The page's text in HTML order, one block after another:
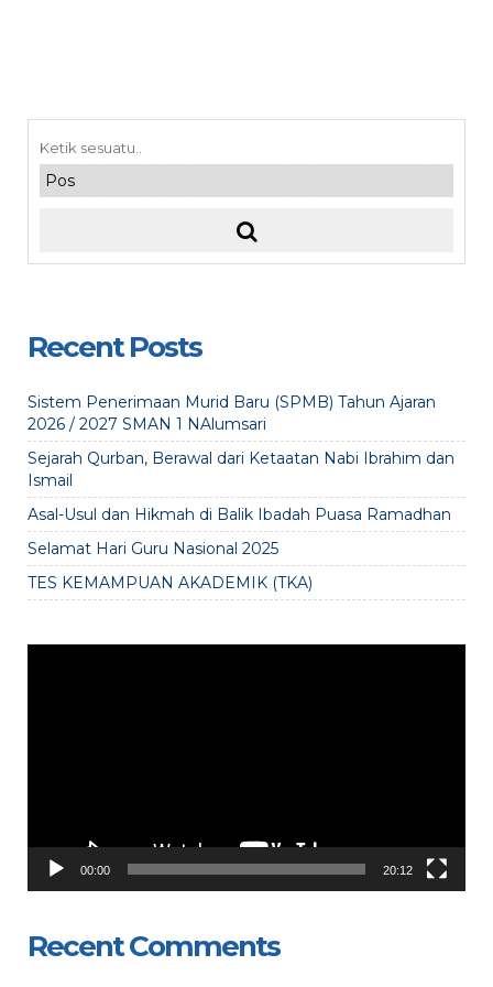
Recent Posts
Sistem Penerimaan Murid Baru (SPMB) Tahun Ajaran
2026 / 2027 SMAN 1 NAlumsari
Sejarah Qurban, Berawal dari Ketaatan Nabi Ibrahim dan
Ismail
Asal-Usul dan Hikmah di Balik Ibadah Puasa Ramadhan
Selamat Hari Guru Nasional 2025
TES KEMAMPUAN AKADEMIK (TKA)
00:00 20:12
Recent Comments